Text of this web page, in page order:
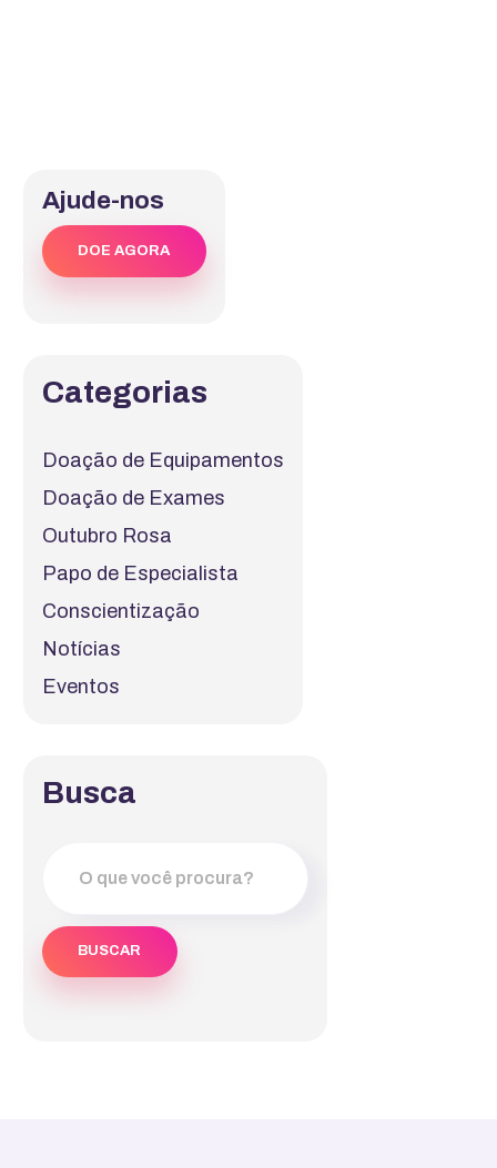
Ajude-nos
DOE AGORA
Categorias
Doação de Equipamentos
Doação de Exames
Outubro Rosa
Papo de Especialista
Conscientização
Notícias
Eventos
Busca